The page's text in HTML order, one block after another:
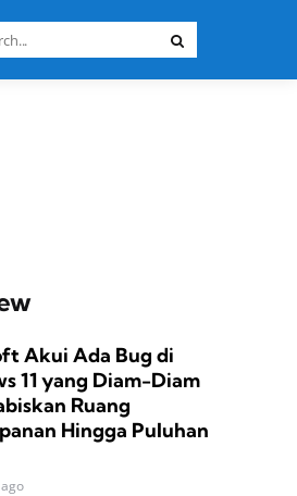
Akui Ada Bug di
11 yang Diam-Diam
Ruang
Hingga Puluhan